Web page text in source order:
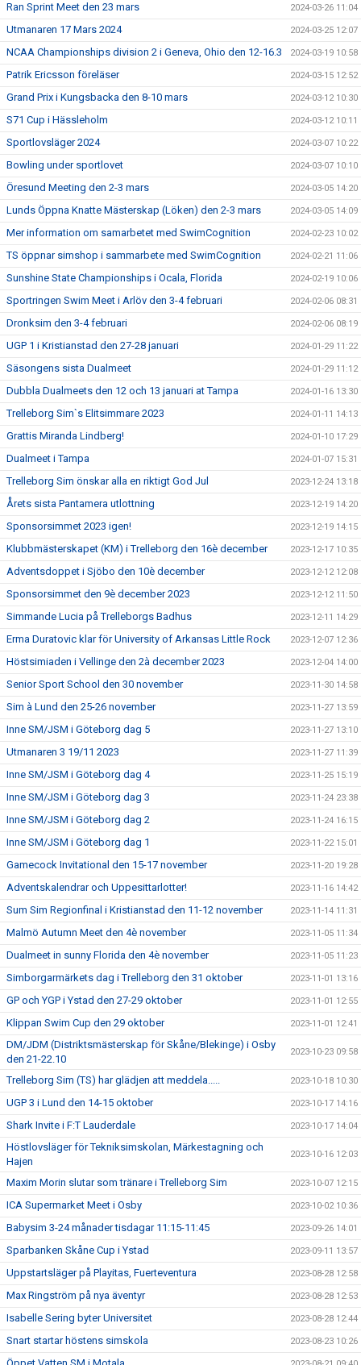
Ran Sprint Meet den 23 mars 2024-03-26 11:04
Utmanaren 17 Mars 2024 2024-03-25 12:07
NCAA Championships division 2 i Geneva, Ohio den 12-16.3 2024-03-19 10:58
Patrik Ericsson föreläser 2024-03-15 12:52
Grand Prix i Kungsbacka den 8-10 mars 2024-03-12 10:30
S71 Cup i Hässleholm 2024-03-12 10:11
Sportlovsläger 2024 2024-03-07 10:22
Bowling under sportlovet 2024-03-07 10:10
Öresund Meeting den 2-3 mars 2024-03-05 14:20
Lunds Öppna Knatte Mästerskap (Löken) den 2-3 mars 2024-03-05 14:09
Mer information om samarbetet med SwimCognition 2024-02-23 10:02
TS öppnar simshop i sammarbete med SwimCognition 2024-02-21 11:06
Sunshine State Championships i Ocala, Florida 2024-02-19 10:06
Sportringen Swim Meet i Arlöv den 3-4 februari 2024-02-06 08:31
Dronksim den 3-4 februari 2024-02-06 08:19
UGP 1 i Kristianstad den 27-28 januari 2024-01-29 11:22
Säsongens sista Dualmeet 2024-01-29 11:12
Dubbla Dualmeets den 12 och 13 januari at Tampa 2024-01-16 13:30
Trelleborg Sim`s Elitsimmare 2023 2024-01-11 14:13
Grattis Miranda Lindberg! 2024-01-10 17:29
Dualmeet i Tampa 2024-01-07 15:31
Trelleborg Sim önskar alla en riktigt God Jul 2023-12-24 13:18
Årets sista Pantamera utlottning 2023-12-19 14:20
Sponsorsimmet 2023 igen! 2023-12-19 14:15
Klubbmästerskapet (KM) i Trelleborg den 16è december 2023-12-17 10:35
Adventsdoppet i Sjöbo den 10è december 2023-12-12 12:08
Sponsorsimmet den 9è december 2023 2023-12-12 11:50
Simmande Lucia på Trelleborgs Badhus 2023-12-11 14:29
Erma Duratovic klar för University of Arkansas Little Rock 2023-12-07 12:36
Höstsimiaden i Vellinge den 2à december 2023 2023-12-04 14:00
Senior Sport School den 30 november 2023-11-30 14:58
Sim à Lund den 25-26 november 2023-11-27 13:59
Inne SM/JSM i Göteborg dag 5 2023-11-27 13:10
Utmanaren 3 19/11 2023 2023-11-27 11:39
Inne SM/JSM i Göteborg dag 4 2023-11-25 15:19
Inne SM/JSM i Göteborg dag 3 2023-11-24 23:38
Inne SM/JSM i Göteborg dag 2 2023-11-24 16:15
Inne SM/JSM i Göteborg dag 1 2023-11-22 15:01
Gamecock Invitational den 15-17 november 2023-11-20 19:28
Adventskalendrar och Uppesittarlotter! 2023-11-16 14:42
Sum Sim Regionfinal i Kristianstad den 11-12 november 2023-11-14 11:31
Malmö Autumn Meet den 4è november 2023-11-05 11:34
Dualmeet in sunny Florida den 4è november 2023-11-05 11:23
Simborgarmärkets dag i Trelleborg den 31 oktober 2023-11-01 13:16
GP och YGP i Ystad den 27-29 oktober 2023-11-01 12:55
Klippan Swim Cup den 29 oktober 2023-11-01 12:41
DM/JDM (Distriktsmästerskap för Skåne/Blekinge) i Osby
den 21-22.10
2023-10-23 09:58
Trelleborg Sim (TS) har glädjen att meddela..... 2023-10-18 10:30
UGP 3 i Lund den 14-15 oktober 2023-10-17 14:16
Shark Invite i F:T Lauderdale 2023-10-17 14:04
Höstlovsläger för Tekniksimskolan, Märkestagning och
Hajen
2023-10-16 12:03
Maxim Morin slutar som tränare i Trelleborg Sim 2023-10-07 12:15
ICA Supermarket Meet i Osby 2023-10-02 10:36
Babysim 3-24 månader tisdagar 11:15-11:45 2023-09-26 14:01
Sparbanken Skåne Cup i Ystad 2023-09-11 13:57
Uppstartsläger på Playitas, Fuerteventura 2023-08-28 12:58
Max Ringström på nya äventyr 2023-08-28 12:53
Isabelle Sering byter Universitet 2023-08-28 12:44
Snart startar höstens simskola 2023-08-23 10:26